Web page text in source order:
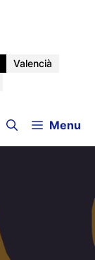
Valencià
Menu